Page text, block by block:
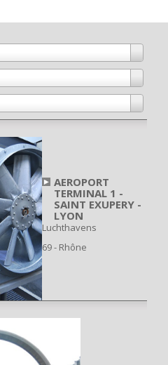
AEROPORT
TERMINAL 1 -
SAINT EXUPERY -
LYON
Luchthavens
69 - Rhône